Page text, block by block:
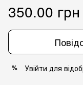
350.00 грн
% Увійти для